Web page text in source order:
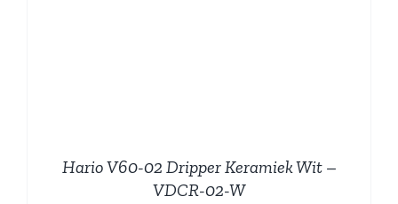
Hario V60-02 Dripper Keramiek Wit –
VDCR-02-W